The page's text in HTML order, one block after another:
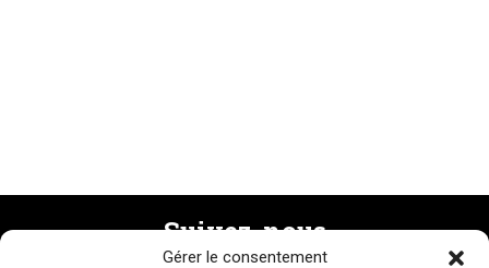
Gérer le consentement
Suivez-nous